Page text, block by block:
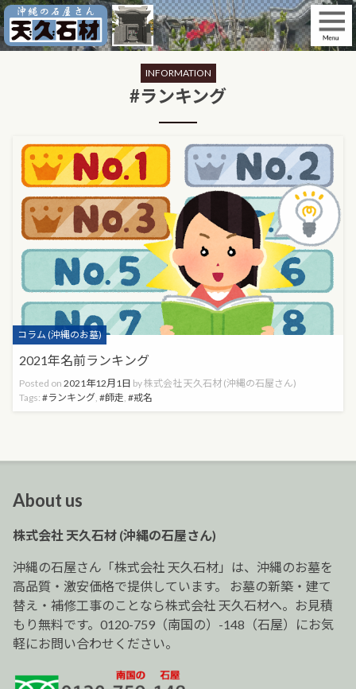
Skip
to
content
INFORMATION
#ランキング
Categories
コラム (沖縄のお墓)
2021年名前ランキング
Posted on 2021年12月1日 by株式会社 天久石材 (沖縄の石屋さん)
Tags:
ランキング, 師走, 戒名
About us
株式会社 天久石材 (沖縄の石屋さん)
沖縄の石屋さん「株式会社 天久石材」は、沖縄のお墓を
高品質・激安価格で提供しています。 お墓の新築・建て
替え・補修工事のことなら株式会社 天久石材へ。お見積
もり無料です。0120-759（南国の）-148（石屋）にお気
軽にお問い合わせください。